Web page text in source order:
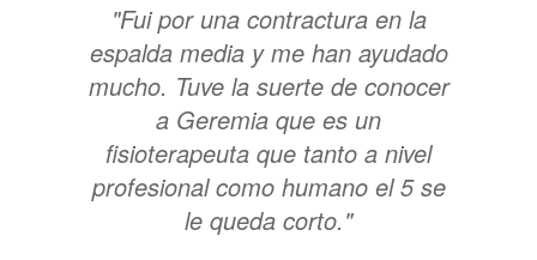
"Fui por una contractura en la
espalda media y me han ayudado
mucho. Tuve la suerte de conocer
a Geremia que es un
fisioterapeuta que tanto a nivel
profesional como humano el 5 se
le queda corto."